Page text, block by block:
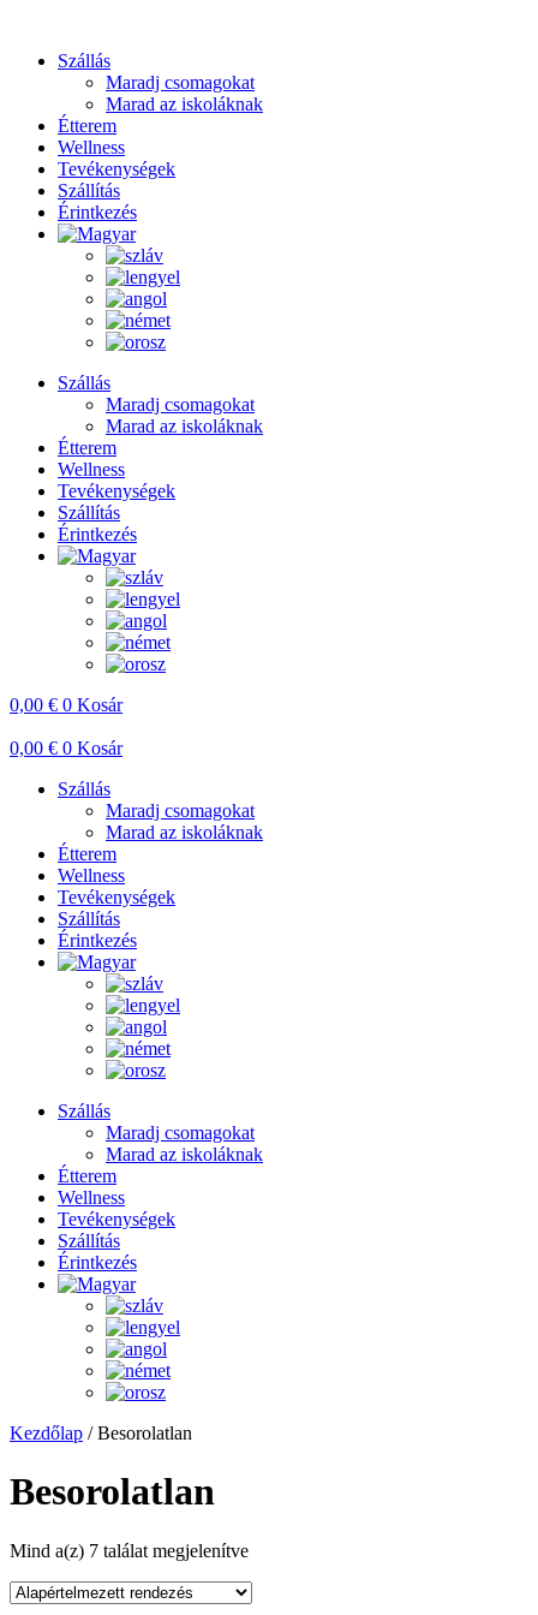
Szállás
Maradj csomagokat
Marad az iskoláknak
Étterem
Wellness
Tevékenységek
Szállítás
Érintkezés
Szállás
Maradj csomagokat
Marad az iskoláknak
Étterem
Wellness
Tevékenységek
Szállítás
Érintkezés
0,00 € 0 Kosár
0,00 € 0 Kosár
Szállás
Maradj csomagokat
Marad az iskoláknak
Étterem
Wellness
Tevékenységek
Szállítás
Érintkezés
Szállás
Maradj csomagokat
Marad az iskoláknak
Étterem
Wellness
Tevékenységek
Szállítás
Érintkezés
Kezdőlap / Besorolatlan
Besorolatlan
Mind a(z) 7 találat megjelenítve